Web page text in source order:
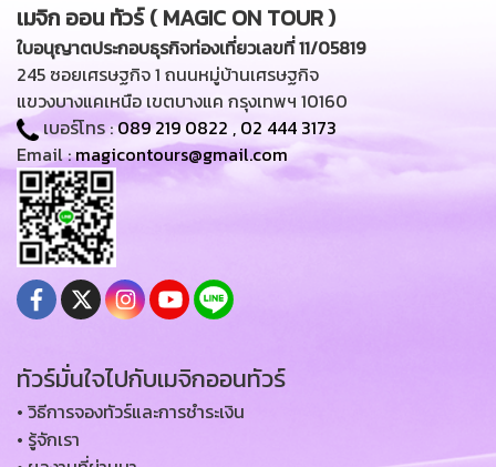
เมจิก ออน ทัวร์ ( MAGIC ON TOUR )
ใบอนุญาตประกอบธุรกิจท่องเที่ยวเลขที่ 11/05819
245 ซอยเศรษฐกิจ 1 ถนนหมู่บ้านเศรษฐกิจ
แขวงบางแคเหนือ เขตบางแค กรุงเทพฯ 10160
เบอร์โทร :089 219 0822 , 02 444 3173
Email :magicontours@gmail.com
ทัวร์มั่นใจไปกับเมจิกออนทัวร์
• วิธีการจองทัวร์และการชำระเงิน
• รู้จักเรา